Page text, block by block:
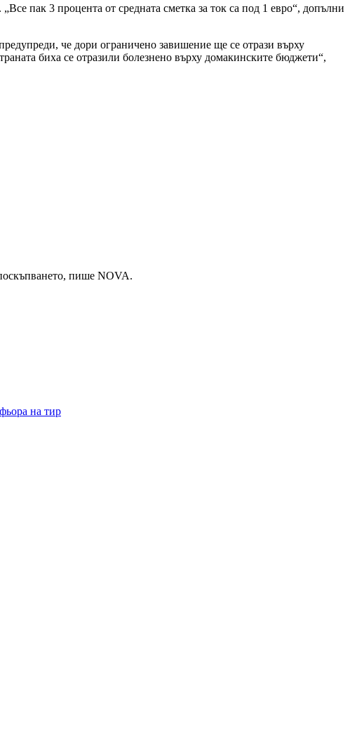
пак 3 процента от средната сметка за ток са под 1 евро“, допълни
че дори ограничено завишение ще се отрази върху
биха се отразили болезнено върху домакинските бюджети“,
пише NOVA.
на тир